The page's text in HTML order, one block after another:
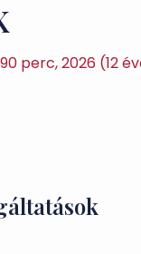
perc, 2026 (12